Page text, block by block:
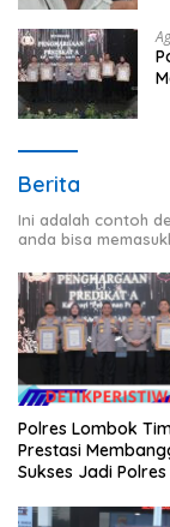
Berita
Ini adalah contoh
anda bisa
Polres Lombok
Prestasi
Sukses Jadi
NTB